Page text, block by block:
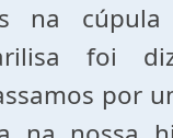
na
foi
por